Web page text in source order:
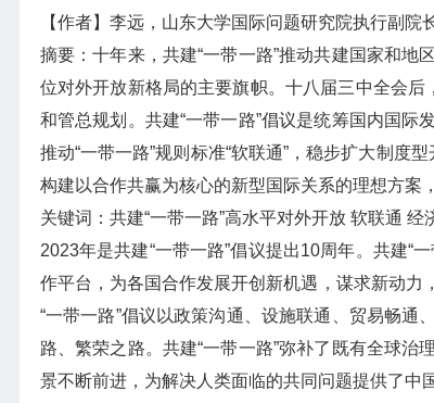
【作者】李远，山东大学国际问题研究院执行副院
摘要：十年来，共建“一带一路”推动共建国家和
位对外开放新格局的主要旗帜。十八届三中全会
和管总规划。共建“一带一路”倡议是统筹国内国际
推动“一带一路”规则标准“软联通”，稳步扩大制度
构建以合作共赢为核心的新型国际关系的理想方案
关键词：共建“一带一路”高水平对外开放 软联通 经
2023年是共建“一带一路”倡议提出10周年。共建“
作平台，为各国合作发展开创新机遇，谋求新动
“一带一路”倡议以政策沟通、设施联通、贸易畅
路、繁荣之路。共建“一带一路”弥补了既有全球
景不断前进，为解决人类面临的共同问题提供了中